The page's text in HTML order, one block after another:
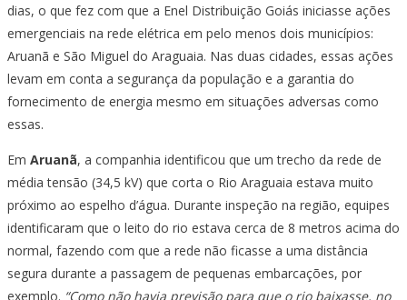
dias, o que fez com que a Enel Distribuição Goiás iniciasse ações
emergenciais na rede elétrica em pelo menos dois municípios:
Aruanã e São Miguel do Araguaia. Nas duas cidades, essas ações
levam em conta a segurança da população e a garantia do
fornecimento de energia mesmo em situações adversas como
essas.
Em Aruanã, a companhia identificou que um trecho da rede de
média tensão (34,5 kV) que corta o Rio Araguaia estava muito
próximo ao espelho d’água. Durante inspeção na região, equipes
identificaram que o leito do rio estava cerca de 8 metros acima do
normal, fazendo com que a rede não ficasse a uma distância
segura durante a passagem de pequenas embarcações, por
exemplo. “Como não havia previsão para que o rio baixasse, no